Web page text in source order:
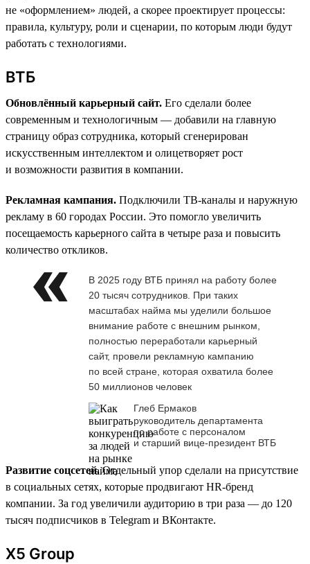
не «оформлением» людей, а скорее проектирует процессы:
правила, культуру, роли и сценарии, по которым люди будут
работать с технологиями.
ВТБ
Обновлённый карьерный сайт. Его сделали более
современным и технологичным — добавили на главную
страницу образ сотрудника, который сгенерирован
искусственным интеллектом и олицетворяет рост
и возможности развития в компании.
Рекламная кампания. Подключили ТВ-каналы и наружную
рекламу в 60 городах России. Это помогло увеличить
посещаемость карьерного сайта в четыре раза и повысить
количество откликов.
В 2025 году ВТБ принял на работу более
20 тысяч сотрудников. При таких
масштабах найма мы уделили большое
внимание работе с внешним рынком,
полностью переработали карьерный
сайт, провели рекламную кампанию
по всей стране, которая охватила более
50 миллионов человек
Глеб Ермаков
руководитель департамента
по работе с персоналом
и старший вице-президент ВТБ
Развитие соцсетей.Отдельный упор сделали на присутствие
в социальных сетях, которые продвигают HR-бренд
компании. За год увеличили аудиторию в три раза — до 120
тысяч подписчиков в Telegram и ВКонтакте.
X5 Group